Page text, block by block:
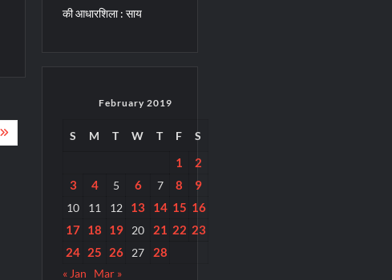
की आधारशिला : साय
February 2019
S M T W T F S
1
2
3
4 5 6 7 8 9
10 11 12 13 14 15 16
17 18 19 20 21 22 23
24 25 26 27 28
« Jan Mar »